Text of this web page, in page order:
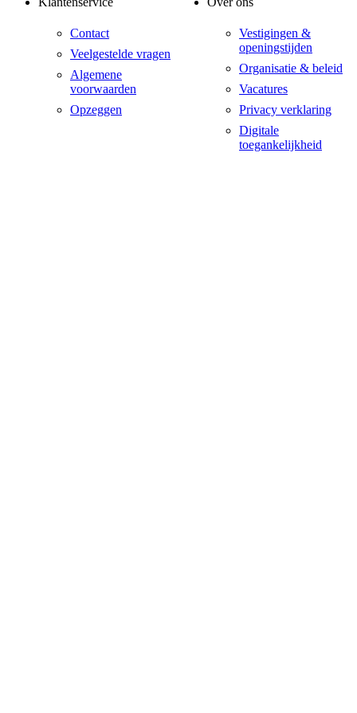
Contact
Veelgestelde vragen
Algemene
voorwaarden
Opzeggen
Vestigingen &
openingstijden
Organisatie & beleid
Vacatures
Privacy verklaring
Digitale
toegankelijkheid